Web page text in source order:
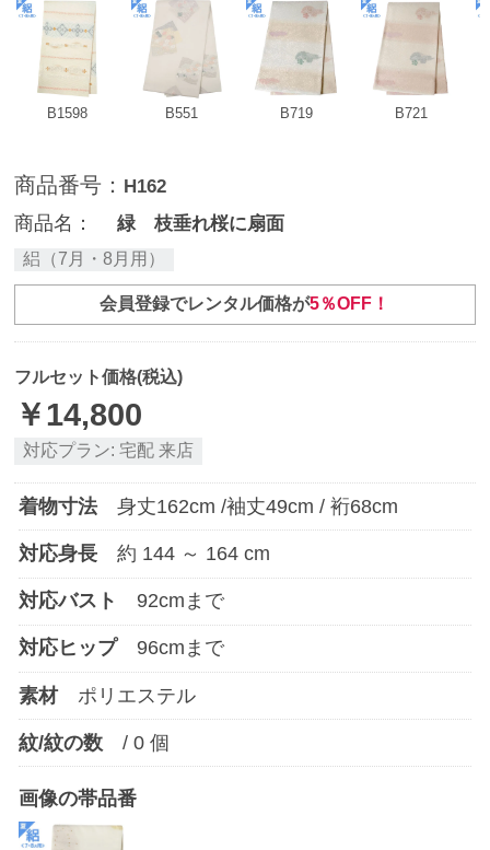
B1598 B551 B719 B721
商品番号： H162
商品名： 緑 枝垂れ桜に扇面
絽（7月・8月用）
会員登録でレンタル価格が5％OFF！
フルセット価格(税込)
￥14,800
対応プラン: 宅配 来店
着物寸法 身丈162cm /袖丈49cm / 裄68cm
対応身長 約 144 ～ 164 cm
対応バスト 92cmまで
対応ヒップ 96cmまで
素材 ポリエステル
紋/紋の数 /0 個
画像の帯品番